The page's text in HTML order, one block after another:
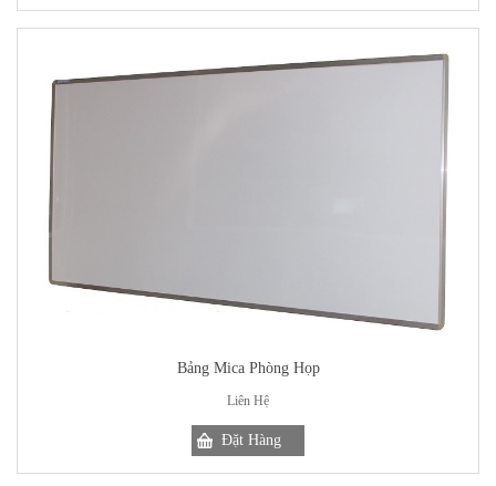
Bảng Mica Phòng Họp
Liên Hệ